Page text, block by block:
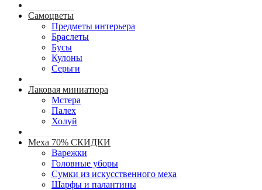
Самоцветы
Предметы интерьера
Браслеты
Бусы
Кулоны
Серьги
Лаковая миниатюра
Мстера
Палех
Холуй
Меха 70% СКИДКИ
Варежки
Головные уборы
Сумки из искусственного меха
Шарфы и палантины